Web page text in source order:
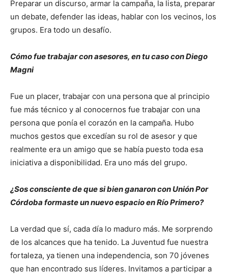
Preparar un discurso, armar la campaña, la lista, preparar
un debate, defender las ideas, hablar con los vecinos, los
grupos. Era todo un desafío.
Cómo fue trabajar con asesores, en tu caso con Diego
Magni
Fue un placer, trabajar con una persona que al principio
fue más técnico y al conocernos fue trabajar con una
persona que ponía el corazón en la campaña. Hubo
muchos gestos que excedían su rol de asesor y que
realmente era un amigo que se había puesto toda esa
iniciativa a disponibilidad. Era uno más del grupo.
¿Sos consciente de que si bien ganaron con Unión Por
Córdoba formaste un nuevo espacio en Río Primero?
La verdad que sí, cada día lo maduro más. Me sorprendo
de los alcances que ha tenido. La Juventud fue nuestra
fortaleza, ya tienen una independencia, son 70 jóvenes
que han encontrado sus líderes. Invitamos a participar a